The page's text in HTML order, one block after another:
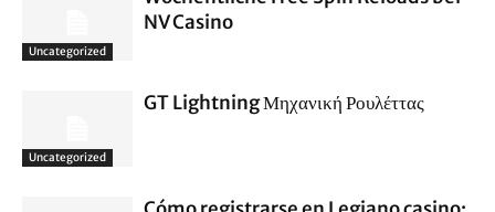
Uncategorized
NV Casino
Uncategorized
GT Lightning Μηχανική Ρουλέττας